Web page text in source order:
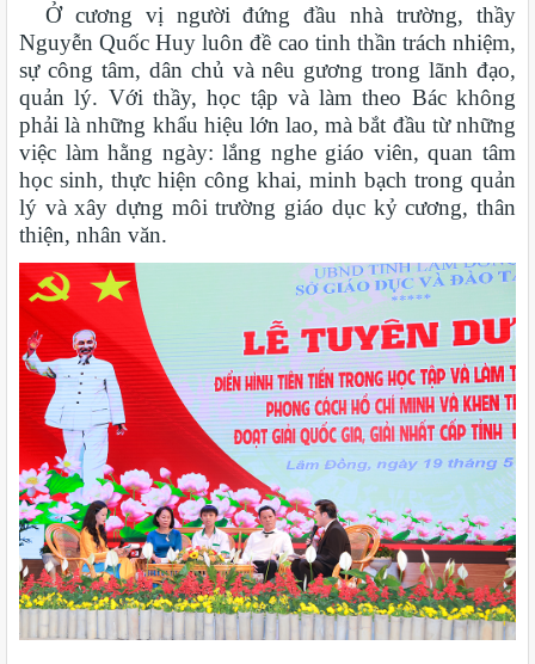
Ở cương vị người đứng đầu nhà trường, thầy
Nguyễn Quốc Huy luôn đề cao tinh thần trách nhiệm,
sự công tâm, dân chủ và nêu gương trong lãnh đạo,
quản lý. Với thầy, học tập và làm theo Bác không
phải là những khẩu hiệu lớn lao, mà bắt đầu từ những
việc làm hằng ngày: lắng nghe giáo viên, quan tâm
học sinh, thực hiện công khai, minh bạch trong quản
lý và xây dựng môi trường giáo dục kỷ cương, thân
thiện, nhân văn.